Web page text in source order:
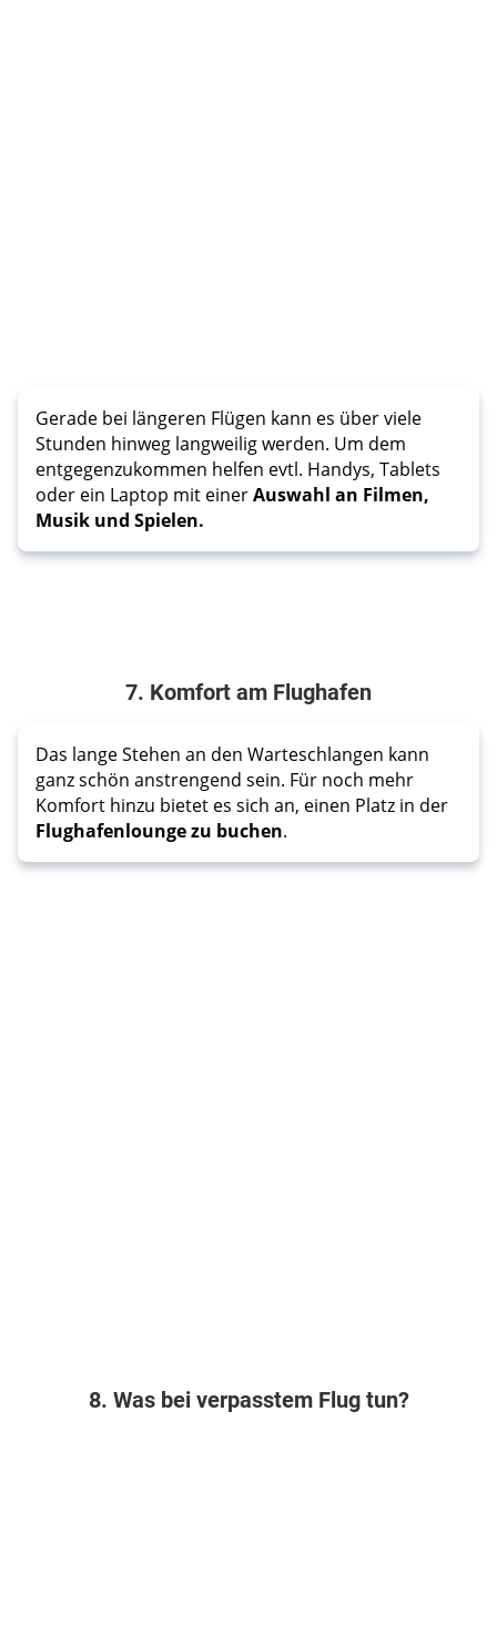
Gerade bei längeren Flügen kann es über viele
Stunden hinweg langweilig werden. Um dem
entgegenzukommen helfen evtl. Handys, Tablets
oder ein Laptop mit einerAuswahl an Filmen,
Musik und Spielen.
7. Komfort am Flughafen
Das lange Stehen an den Warteschlangen kann
ganz schön anstrengend sein. Für noch mehr
Komfort hinzu bietet es sich an, einen Platz in der
Flughafenlounge zu buchen.
8. Was bei verpasstem Flug tun?